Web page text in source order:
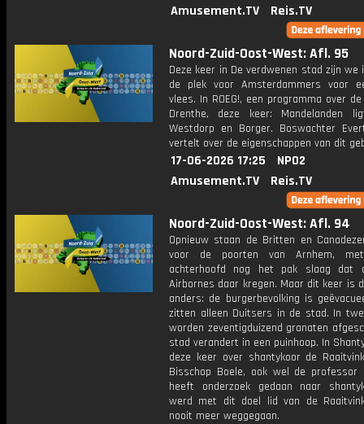
Amusement.TV
Reis.TV
Noord-Zuid-Oost-West: Afl. 95
Deze keer in De verdwenen stad zijn we
de plek voor Amsterdammers voor
vlees. In ROEG!, een programma over
Drenthe, deze keer: Mandelanden
Westdorp en Borger. Boswachter
vertelt over de eigenschappen van dit
17-06-2026 17:25
NPO2
Amusement.TV
Reis.TV
Noord-Zuid-Oost-West: Afl. 94
Opnieuw staan de Britten en
voor de poorten van Arnhem,
achterhoofd nog het pak slaag dat
Airbornes daar kregen. Maar dit keer is
anders: de burgerbevolking is
zitten alleen Duitsers in de stad. In
worden zeventigduizend granaten
stad verandert in een puinhoop. In
deze keer over shantykoor de
Bisschop Boele, ook wel de professor
heeft onderzoek gedaan naar
werd met dit doel lid van de
nooit meer weggegaan.